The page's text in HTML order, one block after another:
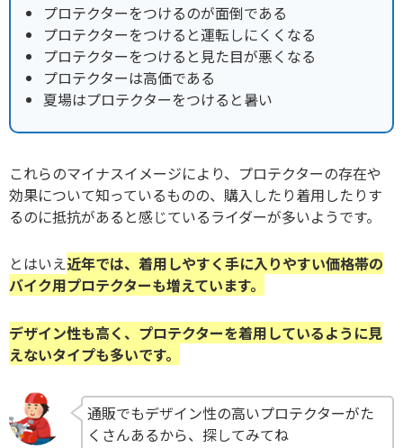
プロテクターをつけるのが面倒である
プロテクターをつけると運転しにくくなる
プロテクターをつけると見た目が悪くなる
プロテクターは高価である
夏場はプロテクターをつけると暑い
これらのマイナスイメージにより、プロテクターの存在や
効果について知っているものの、購入したり着用したりす
るのに抵抗があると感じているライダーが多いようです。
とはいえ近年では、着用しやすく手に入りやすい価格帯の
バイク用プロテクターも増えています。
デザイン性も高く、プロテクターを着用しているように見
えないタイプも多いです。
通販でもデザイン性の高いプロテクターがた
くさんあるから、探してみてね